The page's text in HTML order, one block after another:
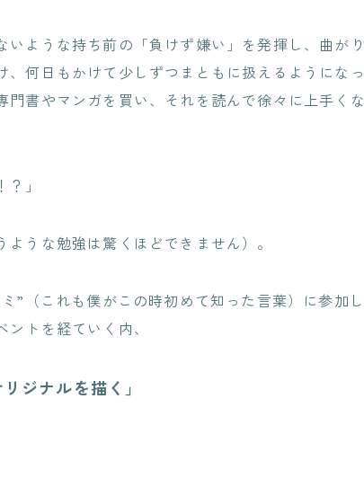
ような持ち前の「負けず嫌い」を発揮し、曲がり
、何日もかけて少しずつまともに扱えるようになっ
門書やマンガを買い、それを読んで徐々に上手くな
」
うな勉強は驚くほどできません）。
”（これも僕がこの時初めて知った言葉）に参加し
トを経ていく内、
ジナルを描く」